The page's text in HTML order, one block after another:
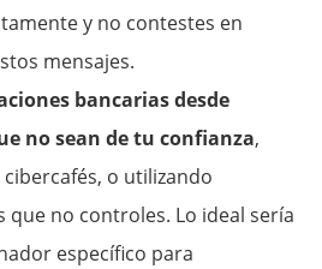
y no contestes en
mensajes.
bancarias desde
no sean de tu confianza,
o utilizando
que no controles. Lo ideal sería
específico para